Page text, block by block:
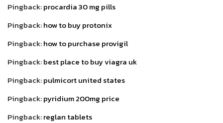
Pingback:procardia 30 mg pills
Pingback:how to buy protonix
Pingback:how to purchase provigil
Pingback:best place to buy viagra uk
Pingback:pulmicort united states
Pingback:pyridium 200mg price
Pingback:reglan tablets